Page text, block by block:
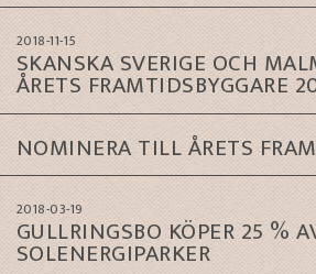
2018-11-15
SKANSKA SVERIGE OCH
ÅRETS FRAMTIDSBYGGARE
NOMINERA TILL ÅRETS
2018-03-19
GULLRINGSBO KÖPER 25 %
SOLENERGIPARKER